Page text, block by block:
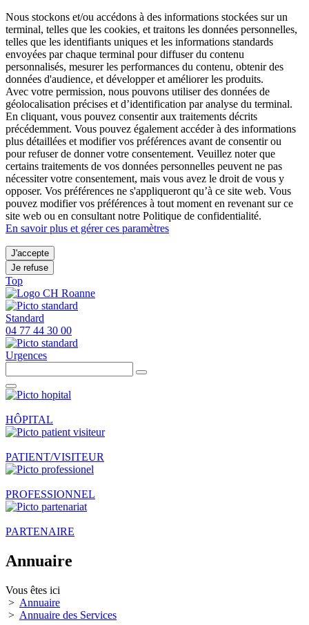
Nous stockons et/ou accédons à des informations stockées sur un
terminal, telles que les cookies, et traitons les données personnelles,
telles que les identifiants uniques et les informations standards
envoyées par chaque terminal pour diffuser du contenu
personnalisés, mesurer les performances du contenu, obtenir des
données d'audience, et développer et améliorer les produits.
Avec votre permission, nous pouvons utiliser des données de
géolocalisation précises et d’identification par analyse du terminal.
En cliquant, vous pouvez consentir aux traitements décrits
précédemment. Vous pouvez également accéder à des informations
plus détaillées et modifier vos préférences avant de consentir ou
pour refuser de donner votre consentement. Veuillez noter que
certains traitements de vos données personnelles peuvent ne pas
nécessiter votre consentement, mais vous avez le droit de vous y
opposer. Vos préférences ne s'appliqueront qu’à ce site web. Vous
pouvez modifier vos préférences à tout moment en revenant sur ce
site web ou en consultant notre Politique de confidentialité.
En savoir plus et gérer ces paramètres
J'accepte
Je refuse
Top
Standard
04 77 44 30 00
Urgences
HÔPITAL
PATIENT/VISITEUR
PROFESSIONNEL
PARTENAIRE
Annuaire
Vous êtes ici
> Annuaire
> Annuaire des Services